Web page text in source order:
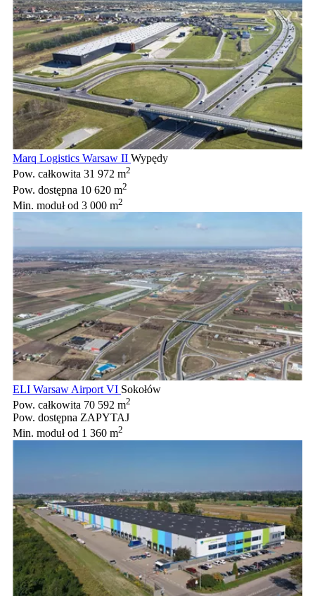
Marq Logistics Warsaw II Wypędy
Pow. całkowita 31 972 m2
Pow. dostępna 10 620 m2
Min. modułod 3 000 m2
ELI Warsaw Airport VI Sokołów
Pow. całkowita 70 592 m2
Pow. dostępna ZAPYTAJ
Min. modułod 1 360 m2